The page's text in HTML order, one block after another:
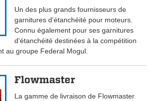
Un des plus grands fournisseurs de
garnitures d'étanchéité pour moteurs.
Connu également pour ses garnitures
d'étanchéité destinées à la compétition
au groupe Federal Mogul.
Flowmaster
La gamme de livraison de Flowmaster